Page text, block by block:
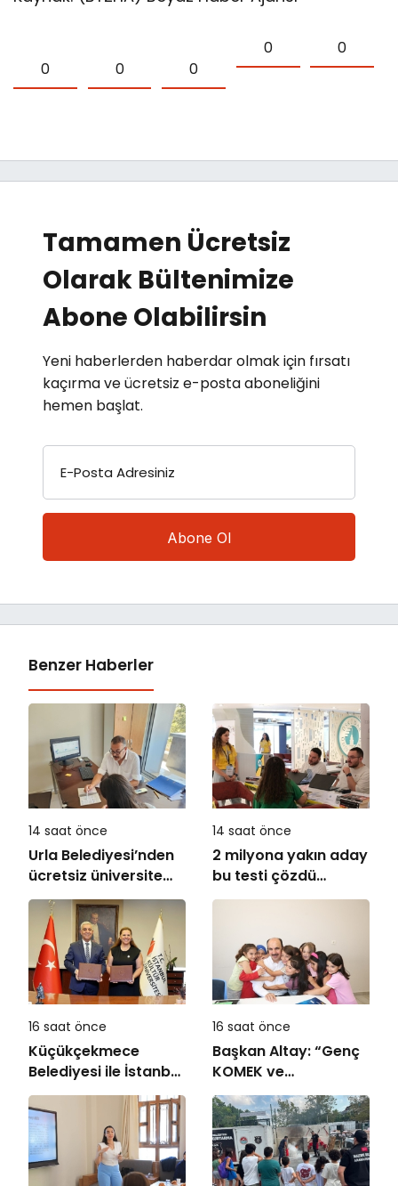
0 0 0
0 0
Tamamen Ücretsiz
Olarak Bültenimize
Abone Olabilirsin
Yeni haberlerden haberdar olmak için fırsatı
kaçırma ve ücretsiz e-posta aboneliğini
hemen başlat.
E-Posta Adresiniz
Benzer Haberler
14 saat önce
Urla Belediyesi’nden
ücretsiz üniversite
tercih danışmanlığı
14 saat önce
2 milyona yakın aday
bu testi çözdü…
16 saat önce
Küçükçekmece
Belediyesi ile İstanbul
Kültür Üniversitesi
Arasında Sinema
Alanında İş Birliği
16 saat önce
Başkan Altay: “Genç
KOMEK ve
Bilgehanelerde 30 Bin
Öğrencimiz Yaz
Aylarını Bizimle
Birlikte Geçiriyor”